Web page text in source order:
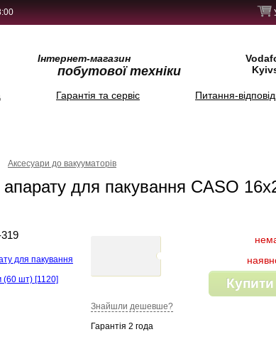
Інтернет-магазин
побутової техніки
Гарантія та сервіс Питання-
Аксесуари до вакууматорів
апарату для пакування CASO
Купити
Знайшли дешевше?
Гарантія 2 года